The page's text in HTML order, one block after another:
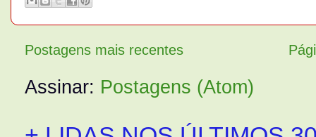
Postagens mais recentes
Assinar: Postagens (Atom)